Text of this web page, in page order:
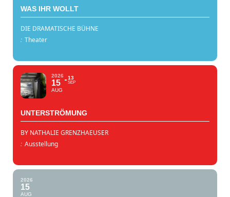
WAS IHR WOLLT
DIE DRAMATISCHE BÜHNE
: Theater
2026
15
AUG
13
SEP
UNTERSTRÖMUNG
BY NATHALIE GRENZHAEUSER
: Ausstellung
2026
15
AUG